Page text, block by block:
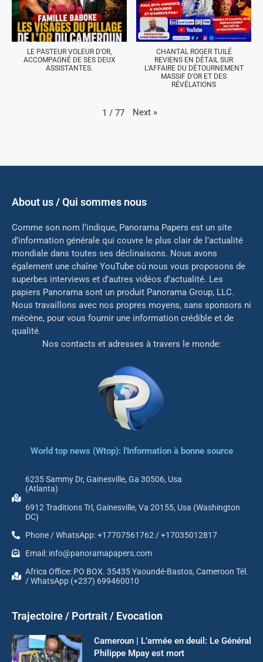
LE PASTEUR VOLEUR D'OR,
ACCOMPAGNÉ DE SES DEUX
ASSISTANTES.
CHANTAL ROGER TUILÉ
REVIENS EN DÉTAIL SUR
L'AFFAIRE DU DÉTOURNEMENT
MASSIF D'OR ET DES
RÉVÉLATIONS
1 / 77 Next »
About us / Qui sommes nous
Comme son nom l’indique, Panorama Papers est un site
d’information générale qui couvre le plus clair de l’actualité
mondiale dans toutes ses déclinaisons. Nous avons
également une chaîne YouTube où nous vous proposons de
superbes interviews et d’autres vidéos d’actualité. Les
papiers Panorama sont un produit Panorama Group, LLC.
Nous travaillons avec nos propres moyens, sans sponsors ni
mécène, pour vous fournir une information crédible et de
qualité.
Nos contacts et adresses à travers le monde:
World top news (Wtop): l'Information à bonne source
6235 Sammy Dr, Gainesville, Ga 30506, Usa
(Atlanta)
6912 Traditions Trl, Gainesville, Va 20155, Usa (Washington
DC)
Phone / WhatsApp: +17707561762 / +17035012817
Email: info@panoramapapers.com
Africa Office: PO BOX. 35435 Yaoundé-Bastos, Cameroon Tél.
/ WhatsApp (+237) 699460010
Trajectoire / Portrait / Evocation
Cameroun | L’armée en deuil: Le Général
Philippe Mpay est mort